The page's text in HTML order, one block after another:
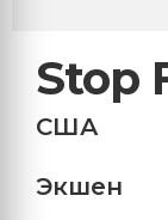
Stop
США
Экшен